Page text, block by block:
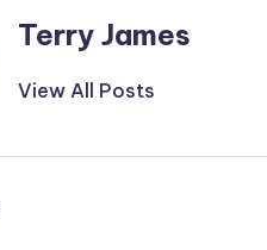
Terry James
View All Posts